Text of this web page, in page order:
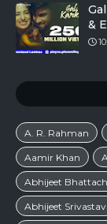
&
A. R. Rahman
Aamir Khan
Abhijeet
Abhijeet